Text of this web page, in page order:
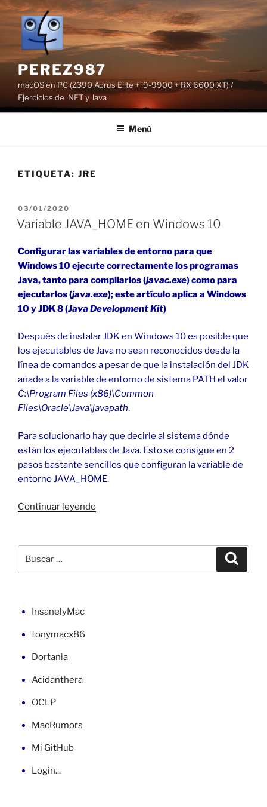
Saltar
contenido
PEREZ987
macOS en PC (Z390 Aorus Elite + i9-9900 + RX 6600 XT) /
Ejercicios de .NET y Java
Menú
ETIQUETA: JRE
PUBLICADO
EL
03/01/2020
Variable JAVA_HOME en Windows 10
Configurar las variables de entorno para que
Windows 10 ejecute correctamente los programas
Java, tanto para compilarlos (javac.exe) como para
ejecutarlos (java.exe); este artículo aplica a Windows
10 y JDK 8 (Java Development Kit)
Después de instalar JDK en Windows 10 es posible que
los ejecutables de Java no sean reconocidos desde la
línea de comandos a pesar de que la instalación del JDK
añade a la variable de entorno de sistema PATH el valor
C:\Program Files (x86)\Common
Files\Oracle\Java\javapath.
Para solucionarlo hay que decirle al sistema dónde
están los ejecutables de Java. Esto se consigue en 2
pasos bastante sencillos que configuran la variable de
entorno JAVA_HOME.
Continuar leyendo«Variable
Windows
por:
InsanelyMac
tonymacx86
Dortania
Acidanthera
OCLP
MacRumors
Mi GitHub
Login...